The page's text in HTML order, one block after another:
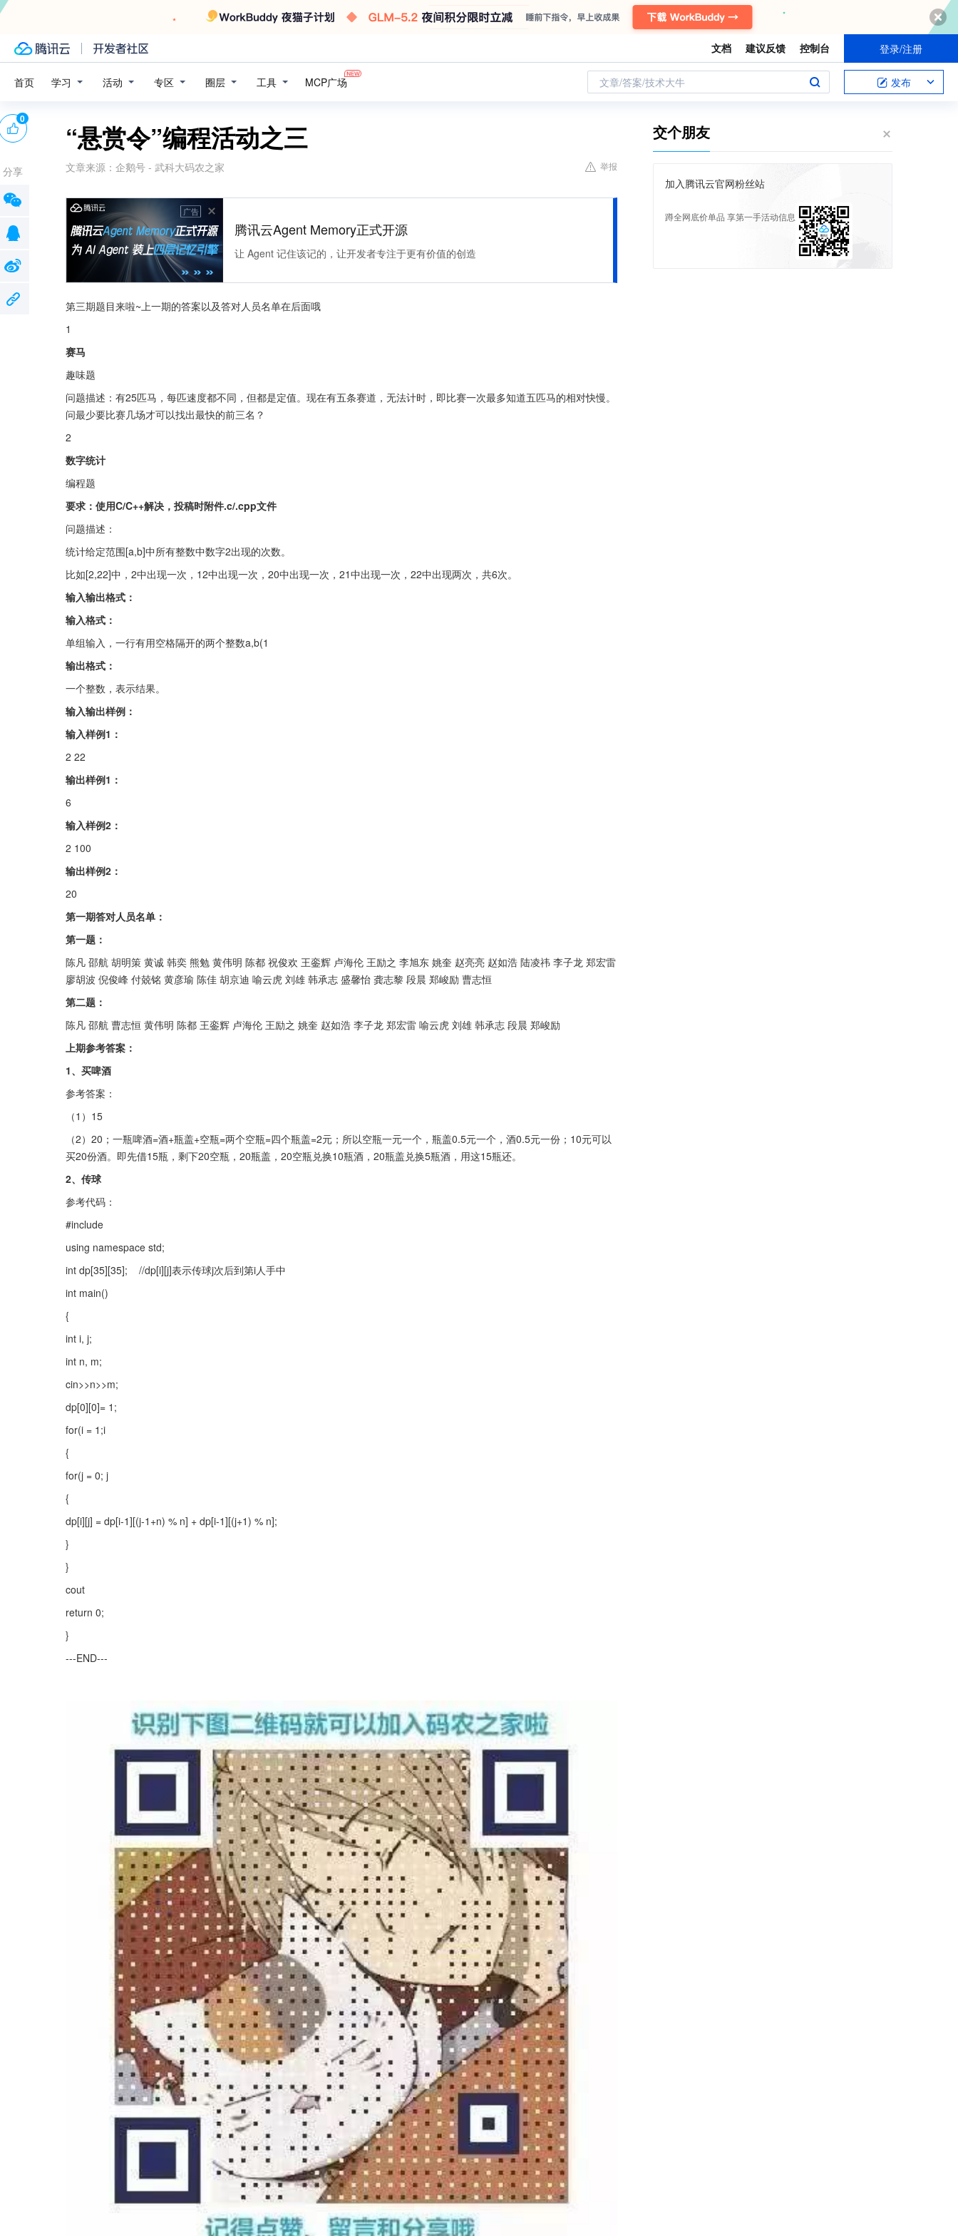
文档 建议反馈 控制台 登录/注册
首页 学习 活动 专区 圈层 工具 MCP广场 文章/答案/技术大牛 发布
“悬赏令”编程活动之三
文章来源： 企鹅号 - 武科大码农之家 举报
广告
腾讯云Agent Memory正式开源
让 Agent 记住该记的，让开发者专注于更有价值的创造
第三期题目来啦~上一期的答案以及答对人员名单在后面哦
1
赛马
趣味题
问题描述：有25匹马，每匹速度都不同，但都是定值。现在有五条赛道，无法计时，即比赛一次最多知道五匹马的相对快慢。
问最少要比赛几场才可以找出最快的前三名？
2
数字统计
编程题
要求：使用C/C++解决，投稿时附件.c/.cpp文件
问题描述：
统计给定范围[a,b]中所有整数中数字2出现的次数。
比如[2,22]中，2中出现一次，12中出现一次，20中出现一次，21中出现一次，22中出现两次，共6次。
输入输出格式：
输入格式：
单组输入，一行有用空格隔开的两个整数a,b(1
输出格式：
一个整数，表示结果。
输入输出样例：
输入样例1：
2 22
输出样例1：
6
输入样例2：
2 100
输出样例2：
20
第一期答对人员名单：
第一题：
陈凡 邵航 胡明策 黄诚 韩奕 熊勉 黄伟明 陈都 祝俊欢 王銮辉 卢海伦 王励之 李旭东 姚奎 赵亮亮 赵如浩 陆凌祎 李子龙 郑宏雷
廖胡波 倪俊峰 付兢铭 黄彦瑜 陈佳 胡京迪 喻云虎 刘雄 韩承志 盛馨怡 龚志黎 段晨 郑峻励 曹志恒
第二题：
陈凡 邵航 曹志恒 黄伟明 陈都 王銮辉 卢海伦 王励之 姚奎 赵如浩 李子龙 郑宏雷 喻云虎 刘雄 韩承志 段晨 郑峻励
上期参考答案：
1、买啤酒
参考答案：
（1）15
（2）20；一瓶啤酒=酒+瓶盖+空瓶=两个空瓶=四个瓶盖=2元；所以空瓶一元一个，瓶盖0.5元一个，酒0.5元一份；10元可以
买20份酒。即先借15瓶，剩下20空瓶，20瓶盖，20空瓶兑换10瓶酒，20瓶盖兑换5瓶酒，用这15瓶还。
2、传球
参考代码：
#include
using namespace std;
int dp[35][35];    //dp[i][j]表示传球j次后到第i人手中
int main()
{
int i, j;
int n, m;
cin>>n>>m;
dp[0][0]= 1;
for(i = 1;i
{
for(j = 0; j
{
dp[i][j] = dp[i-1][(j-1+n) % n] + dp[i-1][(j+1) % n];
}
}
cout
return 0;
}
---END---
0
分享
交个朋友
加入腾讯云官网粉丝站
蹲全网底价单品 享第一手活动信息